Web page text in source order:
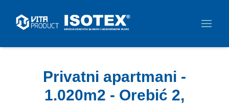
Privatni apartmani -
1.020m2 - Orebić 2,